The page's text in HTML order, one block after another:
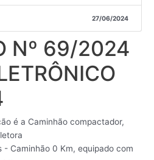
27/06/2024
Nº 69/2024
é a Caminhão compactador,
- Caminhão 0 Km, equipado com